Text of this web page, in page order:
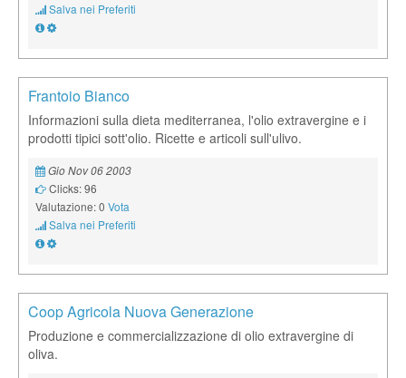
Salva nei Preferiti
Frantoio Bianco
Informazioni sulla dieta mediterranea, l'olio extravergine e i
prodotti tipici sott'olio. Ricette e articoli sull'ulivo.
Gio Nov 06 2003
Clicks: 96
Valutazione: 0 Vota
Salva nei Preferiti
Coop Agricola Nuova Generazione
Produzione e commercializzazione di olio extravergine di
oliva.